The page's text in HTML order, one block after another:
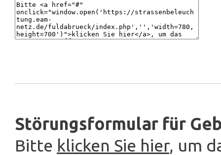
Störungsformular für
Bitte klicken Sie hier, um